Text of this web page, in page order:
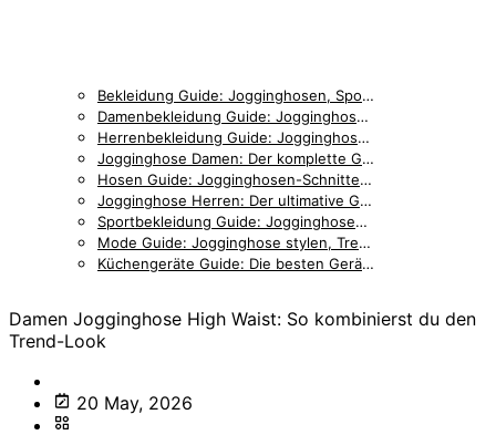
Bekleidung Guide: Jogginghosen, Sportmode & Accessoires im Vergleich
Damenbekleidung Guide: Jogginghosen, Outfits & Styling für Frauen
Herrenbekleidung Guide: Jogginghosen, Accessoires & Styling für Männer
Jogginghose Damen: Der komplette Guide für stilbewusste Frauen
Hosen Guide: Jogginghosen-Schnitte, Details & Passformen im Vergleich
Jogginghose Herren: Der ultimative Guide für Männer
Sportbekleidung Guide: Jogginghosen, Trainingskleidung & Zubehör
Mode Guide: Jogginghose stylen, Trends & Outfit-Inspiration
Küchengeräte Guide: Die besten Geräte für entspanntes Kochen
Damen Jogginghose High Waist: So kombinierst du den
Trend-Look
20 May, 2026